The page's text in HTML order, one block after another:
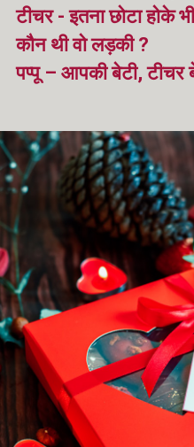
टीचर - इतना छोटा होके
कौन थी वो लड़की ?
पप्पू – आपकी बेटी, टीचर